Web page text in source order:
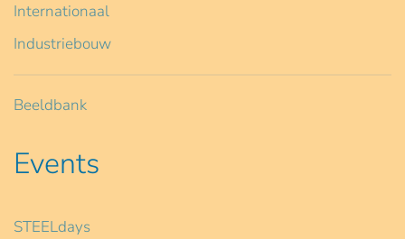
Internationaal
Industriebouw
Beeldbank
Events
STEELdays